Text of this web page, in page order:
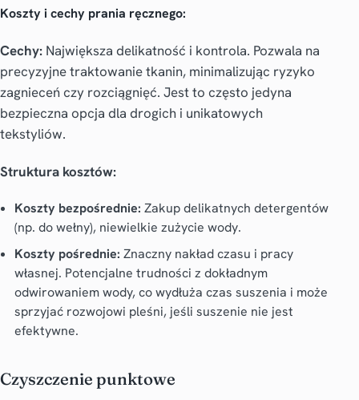
Koszty i cechy prania ręcznego:
Cechy: Największa delikatność i kontrola. Pozwala na
precyzyjne traktowanie tkanin, minimalizując ryzyko
zagnieceń czy rozciągnięć. Jest to często jedyna
bezpieczna opcja dla drogich i unikatowych
tekstyliów.
Struktura kosztów:
Koszty bezpośrednie: Zakup delikatnych detergentów
(np. do wełny), niewielkie zużycie wody.
Koszty pośrednie: Znaczny nakład czasu i pracy
własnej. Potencjalne trudności z dokładnym
odwirowaniem wody, co wydłuża czas suszenia i może
sprzyjać rozwojowi pleśni, jeśli suszenie nie jest
efektywne.
Czyszczenie punktowe